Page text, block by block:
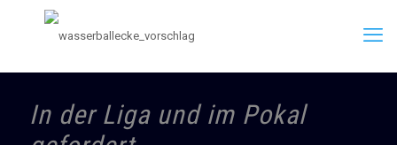
In der Liga und im Pokal